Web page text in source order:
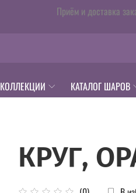
Приём и доставка
КОЛЛЕКЦИИ
КАТАЛОГ ШАРОВ
КРУГ,